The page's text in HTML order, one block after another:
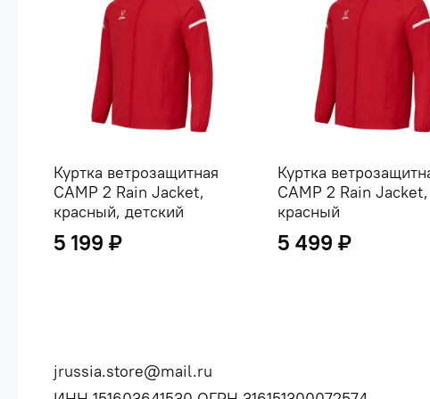
Куртка ветрозащитная
CAMP 2 Rain Jacket,
красный, детский
5 199 ₽
Куртка
CAMP 2 Rain Jacket,
красный
5 499 ₽
jrussia.store@mail.ru